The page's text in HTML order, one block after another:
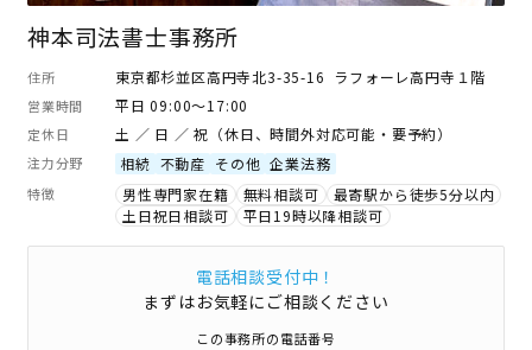
神本司法書士事務所
住所 東京都杉並区高円寺北3-35-16 ラフォーレ高円寺１階
営業時間 平日 09:00～17:00
定休日 土 ／ 日 ／ 祝（休日、時間外対応可能・要予約）
注力分野 相続 不動産 その他 企業法務
特徴 男性専門家在籍 無料相談可
最寄駅から徒歩5分以内
土日祝日相談可
平日19時以降相談可
電話相談受付中！
まずはお気軽にご相談ください
この事務所の電話番号